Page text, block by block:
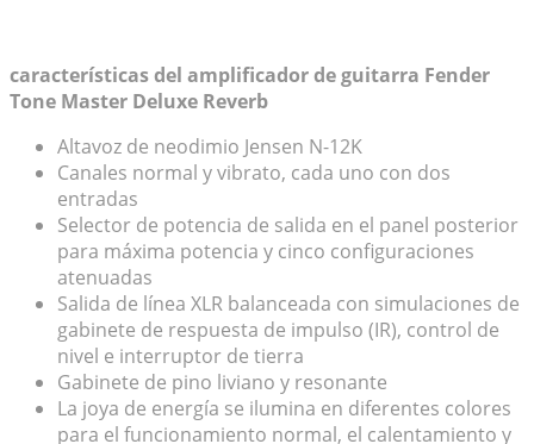
características del amplificador de guitarra Fender
Tone Master Deluxe Reverb
Altavoz de neodimio Jensen N-12K
Canales normal y vibrato, cada uno con dos
entradas
Selector de potencia de salida en el panel posterior
para máxima potencia y cinco configuraciones
atenuadas
Salida de línea XLR balanceada con simulaciones de
gabinete de respuesta de impulso (IR), control de
nivel e interruptor de tierra
Gabinete de pino liviano y resonante
La joya de energía se ilumina en diferentes colores
para el funcionamiento normal, el calentamiento y